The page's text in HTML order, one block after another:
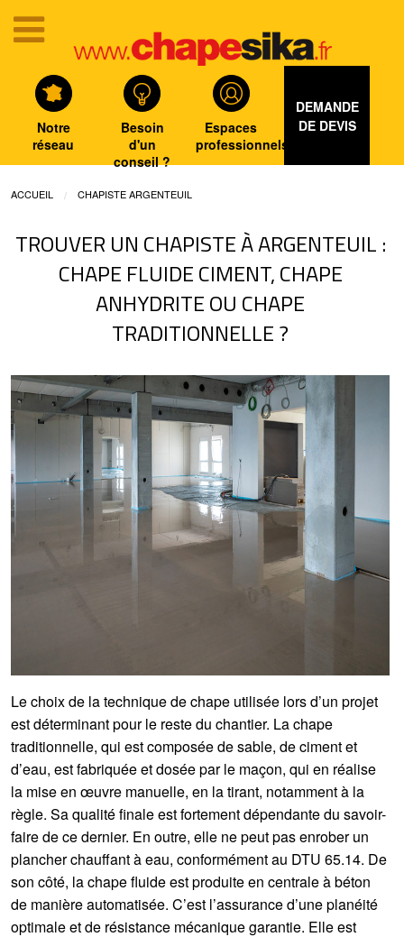
Notre
réseau
Besoin
d'un
conseil ?
Espaces
professionnels
DEMANDE
DE DEVIS
ACCUEIL CHAPISTE ARGENTEUIL
TROUVER UN CHAPISTE À ARGENTEUIL :
CHAPE FLUIDE CIMENT, CHAPE
ANHYDRITE OU CHAPE
TRADITIONNELLE ?
Le choix de la technique de chape utilisée lors d’un projet
est déterminant pour le reste du chantier. La chape
traditionnelle, qui est composée de sable, de ciment et
d’eau, est fabriquée et dosée par le maçon, qui en réalise
la mise en œuvre manuelle, en la tirant, notamment à la
règle. Sa qualité finale est fortement dépendante du savoir-
faire de ce dernier. En outre, elle ne peut pas enrober un
plancher chauffant à eau, conformément au DTU 65.14. De
son côté, la chape fluide est produite en centrale à béton
de manière automatisée. C’est l’assurance d’une planéité
optimale et de résistance mécanique garantie. Elle est